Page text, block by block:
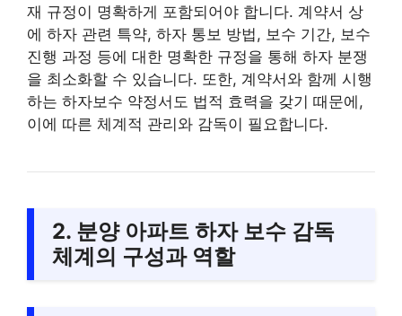
재 규정이 명확하게 포함되어야 합니다. 계약서 상
에 하자 관련 특약, 하자 통보 방법, 보수 기간, 보수
진행 과정 등에 대한 명확한 규정을 통해 하자 분쟁
을 최소화할 수 있습니다. 또한, 계약서와 함께 시행
하는 하자보수 약정서도 법적 효력을 갖기 때문에,
이에 따른 체계적 관리와 감독이 필요합니다.
2. 분양 아파트 하자 보수 감독
체계의 구성과 역할